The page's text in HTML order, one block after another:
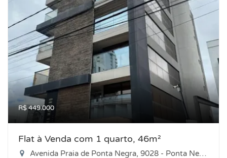
R$ 449.000
Flat à Venda com 1 quarto, 46m²
Avenida Praia de Ponta Negra, 9028 - Ponta Negra, Natal-RN